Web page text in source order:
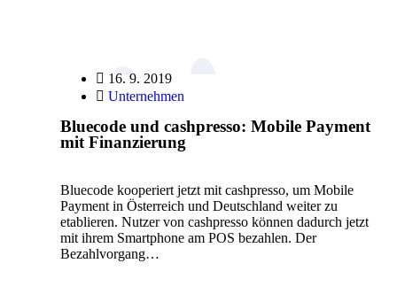
16. 9. 2019
Unternehmen
Bluecode und cashpresso: Mobile Payment
mit Finanzierung
Bluecode kooperiert jetzt mit cashpresso, um Mobile
Payment in Österreich und Deutschland weiter zu
etablieren. Nutzer von cashpresso können dadurch jetzt
mit ihrem Smartphone am POS bezahlen. Der
Bezahlvorgang…